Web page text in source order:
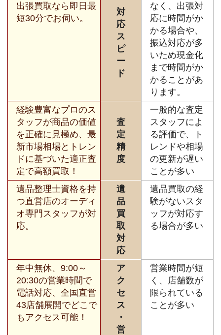
出張買取なら即日最
短30分でお伺い。
対
応
ス
ピ
ー
ド
なく、出張対
応に時間がか
かる場合や、
振込対応が多
いため現金化
まで時間がか
かることがあ
ります。
経験豊富なプロのス
タッフが商品の価値
を正確に見極め、最
新市場相場とトレン
ドに基づいた適正査
定で高額買取！
査
定
精
度
一般的な査定
スタッフによ
る評価で、ト
レンドや相場
の更新が遅い
ことが多い
遺品整理士資格を持
つ直営店のオーディ
オ専門スタッフが対
応。
遺
品
買
取
対
応
遺品買取の経
験がないスタ
ッフが対応す
る場合が多い
年中無休、9:00～
20:30の営業時間で
電話対応、全国直営
43店舗展開でどこで
もアクセス可能！
ア
ク
セ
ス
・
営
営業時間が短
く、店舗数が
限られている
ことが多い